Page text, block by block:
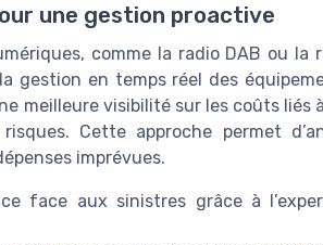
une gestion proactive
comme la radio DAB ou
gestion en temps réel des
meilleure visibilité sur les coûts liés
Cette approche permet
imprévues.
face aux sinistres grâce à